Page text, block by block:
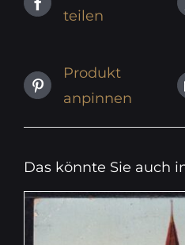
teilen
Produkt
anpinnen
Das könnte Sie auch